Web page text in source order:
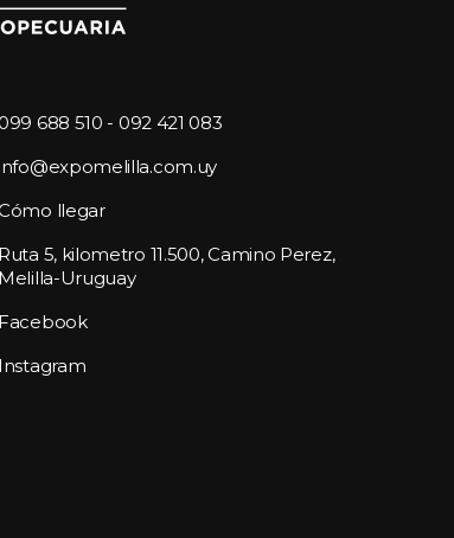
688 510 - 092 421 083
llegar
Ruta 5, kilometro 11.500, Camino Perez,
Melilla-Uruguay
Facebook
Instagram